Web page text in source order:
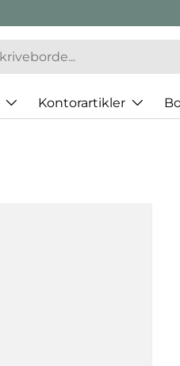
Kontorartikler